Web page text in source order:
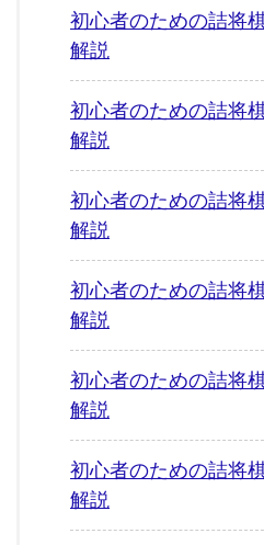
初心者のための詰
解説
初心者のための詰
解説
初心者のための詰
解説
初心者のための詰
解説
初心者のための詰
解説
初心者のための詰
解説